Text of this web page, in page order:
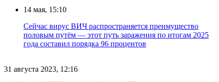
14 мая, 15:10
Сейчас вирус ВИЧ распространяется преимущество
половым путём — этот путь заражения по итогам 2025
года составил порядка 96 процентов
31 августа 2023, 12:16